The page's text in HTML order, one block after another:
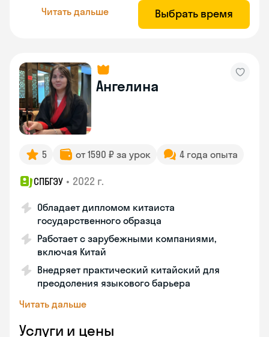
Читать дальше Выбрать время
Ангелина
5 от 1590 ₽ за урок 4 года опыта
СПБГЭУ • 2022 г.
Обладает дипломом китаиста
государственного образца
Работает с зарубежными компаниями,
включая Китай
Внедряет практический китайский для
преодоления языкового барьера
Читать дальше
Услуги и цены